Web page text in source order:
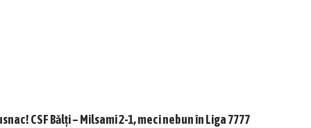
CSF Bălți – Milsami 2-1, meci nebun în Liga 7777